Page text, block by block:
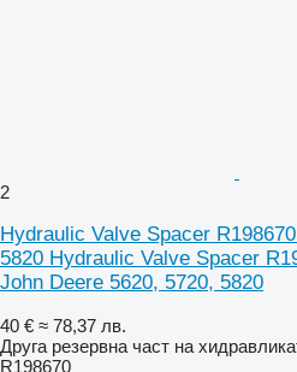
2
Hydraulic Valve Spacer
5820 Hydraulic Valve Spacer
John Deere 5620, 5720, 5820
40 € ≈ 78,37 лв.
Друга резервна част на
R198670